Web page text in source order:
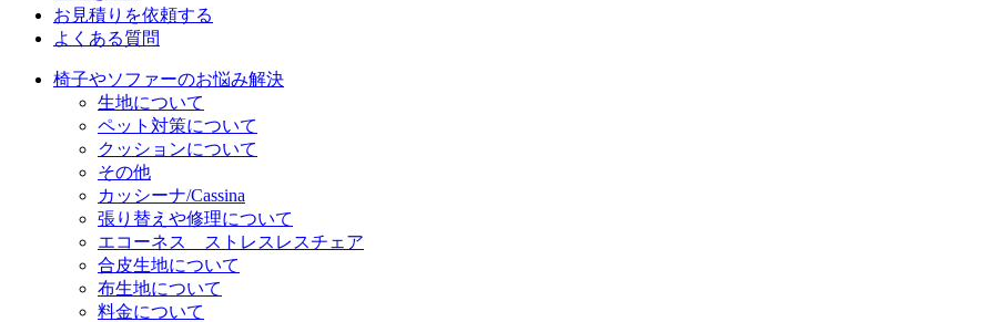
お見積りを依頼する
よくある質問
椅子やソファーのお悩み解決
生地について
ペット対策について
クッションについて
その他
カッシーナ/Cassina
張り替えや修理について
エコーネス ストレスレスチェア
合皮生地について
布生地について
料金について